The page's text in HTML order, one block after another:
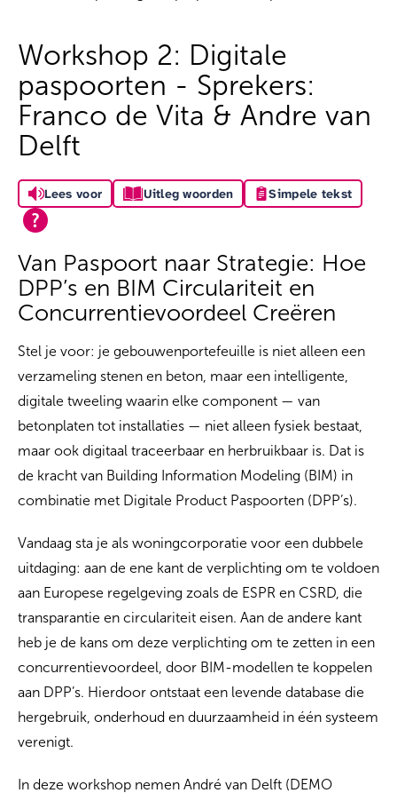
Workshop 2: Digitale
paspoorten - Sprekers:
Franco de Vita & Andre van
Delft
Lees voor Uitleg woorden Simpele tekst
Van Paspoort naar Strategie: Hoe
DPP’s en BIM Circulariteit en
Concurrentievoordeel Creëren
Stel je voor: je gebouwenportefeuille is niet alleen een
verzameling stenen en beton, maar een intelligente,
digitale tweeling waarin elke component — van
betonplaten tot installaties — niet alleen fysiek bestaat,
maar ook digitaal traceerbaar en herbruikbaar is. Dat is
de kracht van Building Information Modeling (BIM) in
combinatie met Digitale Product Paspoorten (DPP’s).
Vandaag sta je als woningcorporatie voor een dubbele
uitdaging: aan de ene kant de verplichting om te voldoen
aan Europese regelgeving zoals de ESPR en CSRD, die
transparantie en circulariteit eisen. Aan de andere kant
heb je de kans om deze verplichting om te zetten in een
concurrentievoordeel, door BIM-modellen te koppelen
aan DPP’s. Hierdoor ontstaat een levende database die
hergebruik, onderhoud en duurzaamheid in één systeem
verenigt.
In deze workshop nemen André van Delft (DEMO